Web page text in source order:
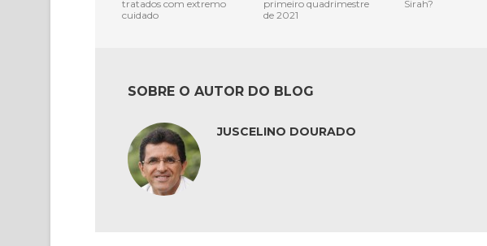
tratados com extremo
cuidado
primeiro quadrimestre
de 2021
Sirah?
SOBRE O AUTOR DO BLOG
JUSCELINO DOURADO